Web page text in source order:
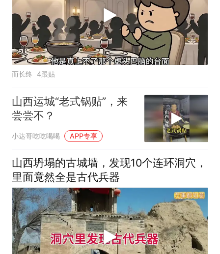
而长终 4跟贴
山西运城“老式锅贴”，来
尝尝不？
小达哥吃吃喝喝 APP专享
山西坍塌的古城墙，发现10个连环洞穴，
里面竟然全是古代兵器